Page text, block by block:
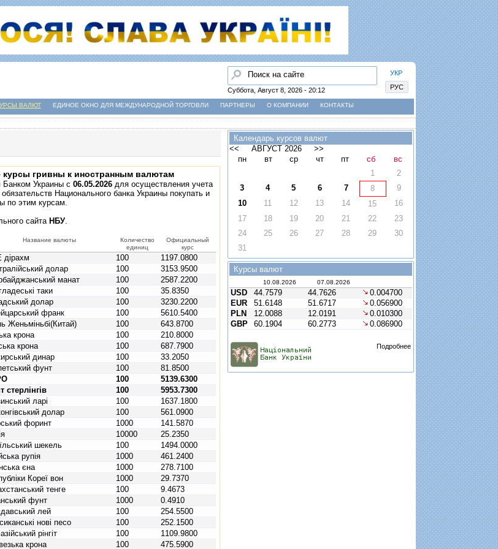
УКР
РУС
Найти
Суббота, Август 8, 2026 - 20:12
ВАЛЮТ ЕДИНОЕ ОКНО ДЛЯ МЕЖДУНАРОДНОЙ ТОРГОВЛИ ПАРТНЕРЫ О КОМПАНИИ КОНТАКТЫ
гривны к иностранным валютам
Банком Украины с06.05.2026 для осуществления учета
Национального банка Украины покупать и
по этим курсам.
сайтаНБУ
Название валюты
Количество
единиц
Официальный
курс
100
1197.0800
долар 100
3153.9500
манат 100
2587.2200
таки 100
35.8350
долар 100
3230.2200
франк 100
5610.5400
Женьміньбі(Китай) 100
643.8700
крона 100
210.8000
крона 100
687.7900
динар 100
33.2050
фунт 100
81.8500
100
5139.6300
стерлінгів 100
5953.7300
ларі 100
1637.1800
долар 100
561.0900
форинт 1000
141.5870
10000
25.2350
шекель 100
1494.0000
рупія 1000
461.2400
єна 1000
278.7100
Кореї вон 1000
29.7370
тенге 100
9.4673
фунт 1000
0.4910
лей 100
254.5500
нові песо 100
252.1500
рінгіт 100
1109.9800
крона 100 475.5900
Календарь курсов валют
<<
АВГУСТ 2026
>>
пн
вт ср чт пт сб
вс
1
2
3
4 5 6 7 8
9
10
11 12 13 14 15
16
17
18 19 20 21 22
23
24
25 26 27 28 29
30
31
Курсы валют
10.08.2026 07.08.2026
USD 44.7579 44.7626
0.004700
EUR
51.6148 51.6717
0.056900
PLN
12.0088 12.0191
0.010300
GBP
60.1904 60.2773 0.086900
Подробнее